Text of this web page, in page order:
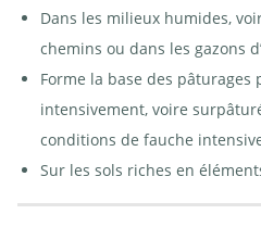
Dans les milieux humides,
chemins ou dans les gazons
Forme la base des
intensivement, voire
conditions de fauche
Sur les sols riches en